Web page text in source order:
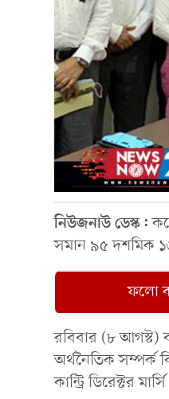
নিউজনাউ ডেস্ক:
সমান ৯৫ দশমিক
ফলো
রবিবার (৮ আগস্ট)
অর্থনৈতিক সম্পর্ক
কান্ট্রি ডিরেক্টর